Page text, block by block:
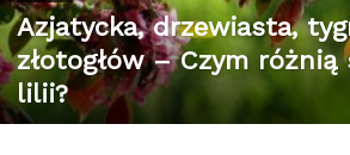
Azjatycka, drzewiasta,
złotogłów – Czym różnią
lilii?